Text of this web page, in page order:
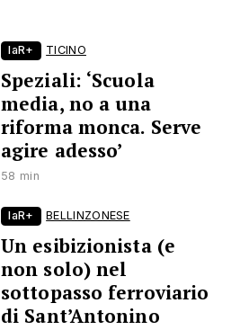
laR+ TICINO
Speziali: ‘Scuola
media, no a una
riforma monca. Serve
agire adesso’
58 min
laR+ BELLINZONESE
Un esibizionista (e
non solo) nel
sottopasso ferroviario
di Sant’Antonino